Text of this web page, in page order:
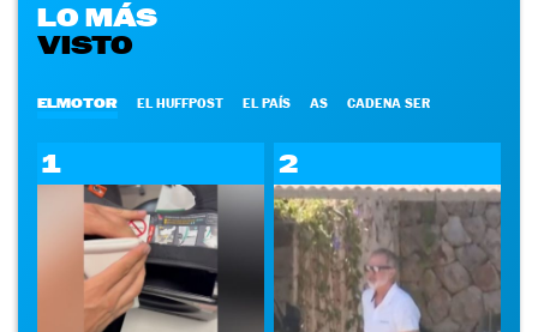
LO MÁS
VISTO
ELMOTOR EL HUFFPOST EL PAÍS AS CADENA SER
1 2